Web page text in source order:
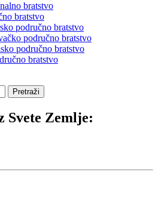
bratstvo
bratstvo
područno bratstvo
područno bratstvo
područno bratstvo
bratstvo
Svete Zemlje: